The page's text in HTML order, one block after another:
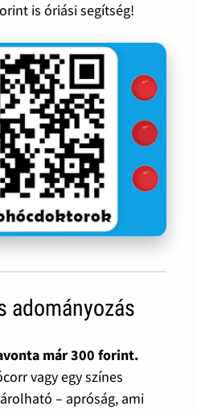
is óriási segítség!
adományozás
már 300 forint.
vagy egy színes
– apróság, ami